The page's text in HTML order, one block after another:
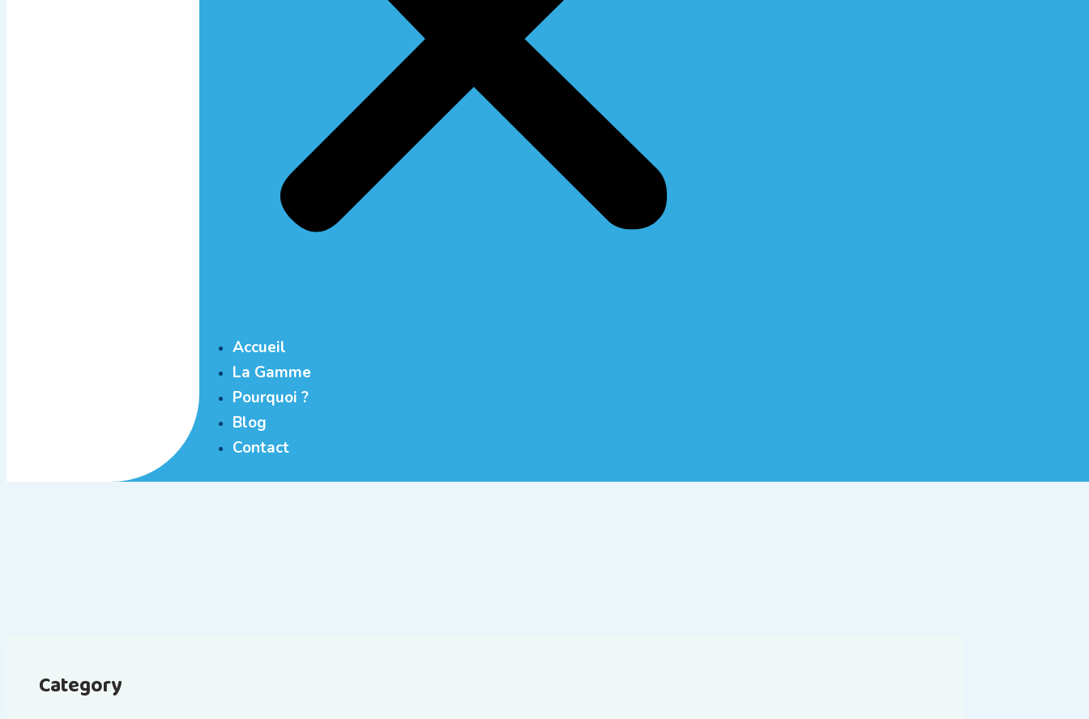
Accueil
La Gamme
Pourquoi ?
Blog
Contact
Category